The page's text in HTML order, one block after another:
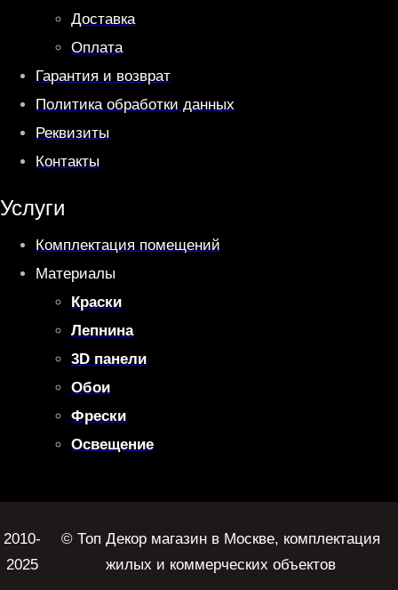
Доставка
Оплата
Гарантия и возврат
Политика обработки данных
Реквизиты
Контакты
Услуги
Комплектация помещений
Материалы
Краски
Лепнина
3D панели
Обои
Фрески
Освещение
2010-
2025
© Топ Декор магазин в Москве, комплектация
жилых и коммерческих объектов